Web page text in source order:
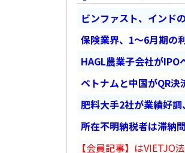
ビンファスト、インド
保険業界、1～6月期
HAGL農業子会社が
ベトナムと中国がQR
肥料大手2社が業績好
所在不明納税者は滞納
【会員記事】はVIETJO